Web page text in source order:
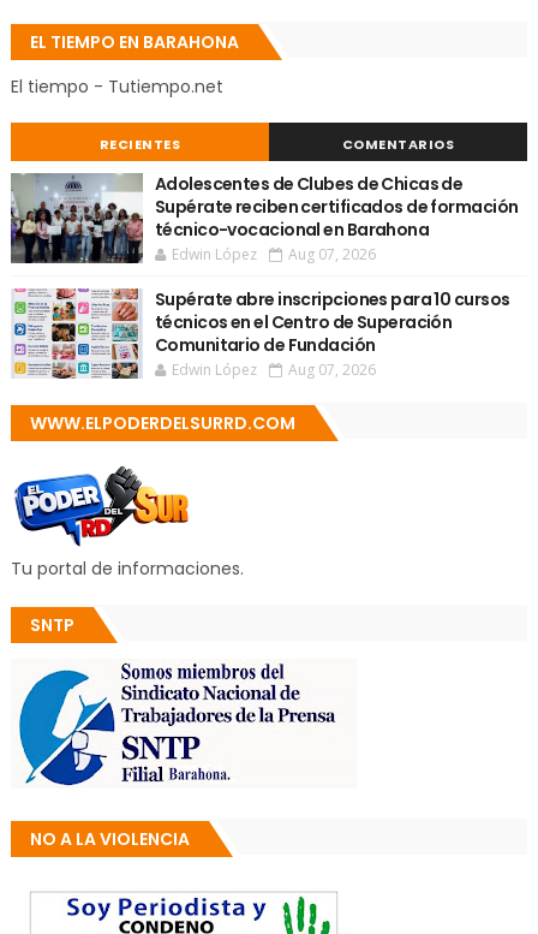
EL TIEMPO EN BARAHONA
El tiempo - Tutiempo.net
RECIENTES COMENTARIOS
Adolescentes de Clubes de Chicas de
Supérate reciben certificados de formación
técnico-vocacional en Barahona
Edwin López Aug 07, 2026
Supérate abre inscripciones para 10 cursos
técnicos en el Centro de Superación
Comunitario de Fundación
Edwin López Aug 07, 2026
WWW.ELPODERDELSURRD.COM
Tu portal de informaciones.
SNTP
NO A LA VIOLENCIA